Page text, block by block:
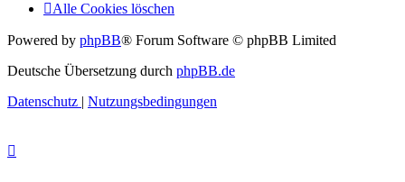
Alle Cookies löschen
Powered by phpBB® Forum Software © phpBB Limited
Deutsche Übersetzung durch phpBB.de
Datenschutz | Nutzungsbedingungen